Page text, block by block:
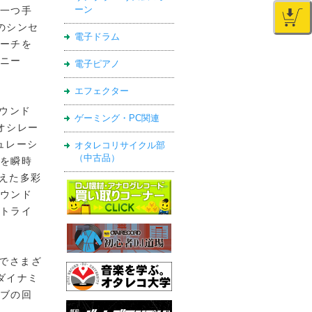
ーン
電子ドラム
電子ピアノ
エフェクター
ゲーミング・PC関連
オタレコリサイクル部
（中古品）
つ手
シンセ
チを
ー
ンド
シレー
レーシ
瞬時
た多彩
ンド
ライ
さまざ
イナミ
の回